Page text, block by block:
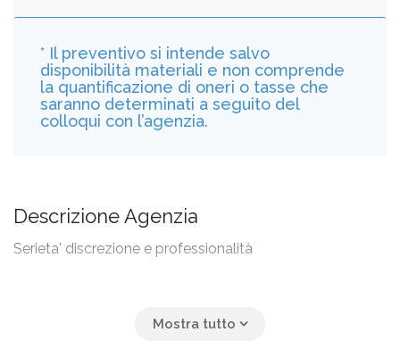
* Il preventivo si intende salvo
disponibilità materiali e non comprende
la quantificazione di oneri o tasse che
saranno determinati a seguito del
colloqui con l’agenzia.
Descrizione Agenzia
Serieta' discrezione e professionalità